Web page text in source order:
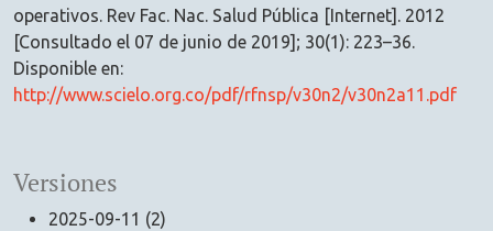
Versiones
2025-09-11 (2)
operativos. Rev Fac. Nac. Salud Pública [Internet]. 2012
[Consultado el 07 de junio de 2019]; 30(1): 223–36.
Disponible en:
http://www.scielo.org.co/pdf/rfnsp/v30n2/v30n2a11.pdf